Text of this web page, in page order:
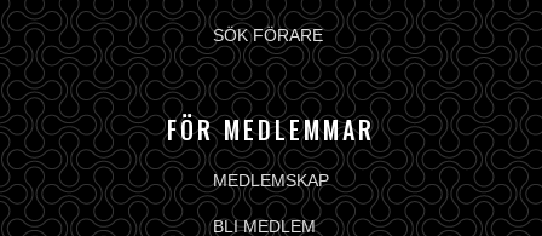
SÖK FÖRARE
FÖR MEDLEMMAR
MEDLEMSKAP
BLI MEDLEM